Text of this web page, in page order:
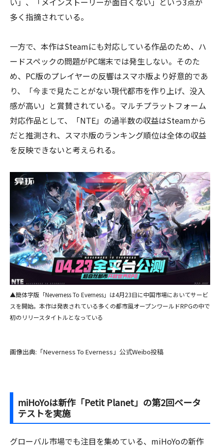
多く指摘されている。
一方で、本作はSteamにも対応している作品のため、ハ
ードスペックの問題がPC端末では発生しない。そのた
め、PC版のプレイヤーの反響はスマホ版より好意的であ
り、「今まで見たことがない現代都市を作り上げ、没入
感が高い」と賞賛されている。マルチプラットフォーム
対応作品として、「NTE」の過半数の収益はSteamから
だと推測され、スマホ版のランキング順位は全体の収益
を反映できないと考えられる。
▲簡体字版「Neverness To Everness」は4月23日に中国市場においてサービ
スを開始。本作は発表されている多くの都市風オープンワールドRPGの中で
初のリリースタイトルとなっている
画像出典:「Neverness To Everness」公式Weibo投稿
miHoYoは新作「Petit Planet」の第2回ベータ
テストを実施
グローバル市場でも注目を集めている、miHoYoの新作